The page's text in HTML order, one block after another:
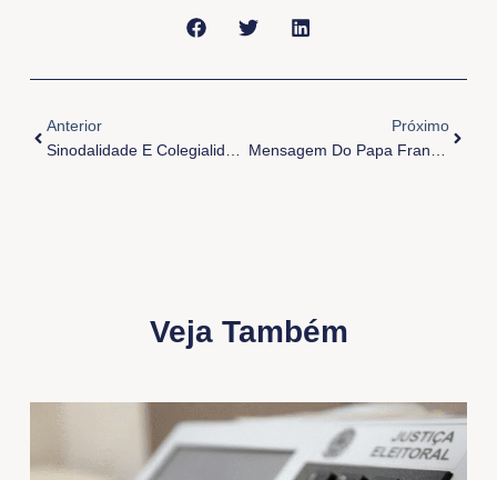
Anterior
Sinodalidade E Colegialidade: Em Vista Da Missão
Próximo
Mensagem Do Papa Francisco Para O Círio 2020
Veja Também